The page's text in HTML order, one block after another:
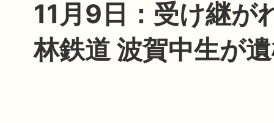
11月9日：受け継が
林鉄道 波賀中生が